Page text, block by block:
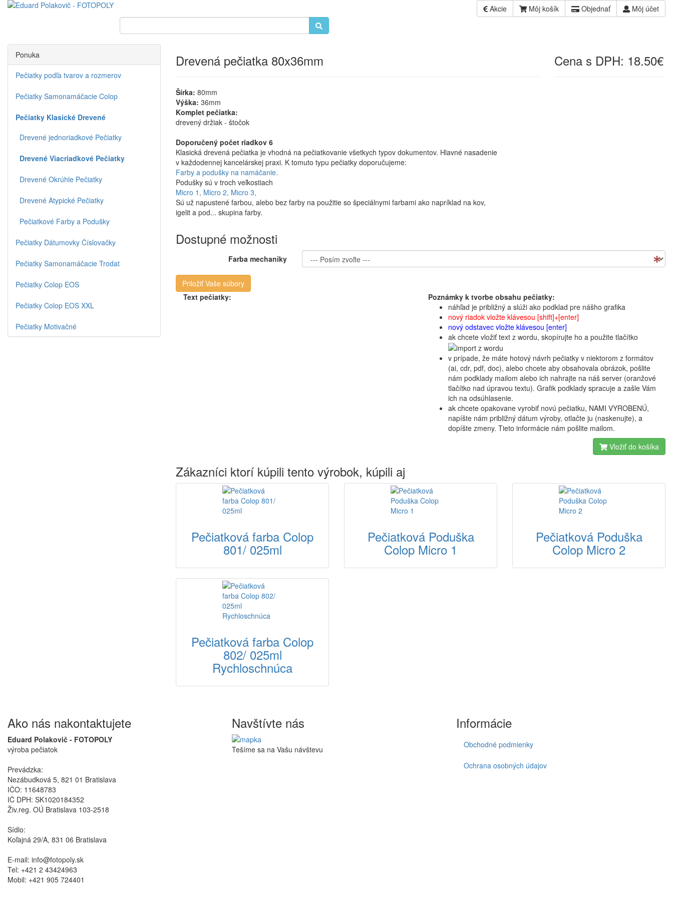
Akcie Môj košík Objednať Môj účet
Drevená pečiatka 80x36mm Cena s DPH: 18.50€
Šírka: 80mm
Výška: 36mm
Komplet pečiatka:
drevený držiak - štočok
Doporučený počet riadkov 6
Klasická drevená pečiatka je vhodná na pečiatkovanie všetkych typov dokumentov. Hlavné nasadenie
v každodennej kancelárskej praxi. K tomuto typu pečiatky doporučujeme:
Farby a podušky na namáčanie.
Podušky sú v troch veľkostiach
Micro 1, Micro 2, Micro 3,
Sú už napustené farbou, alebo bez farby na použitie so špeciálnymi farbami ako napríklad na kov,
igelit a pod... skupina farby.
Dostupné možnosti
Farba mechaniky
Priložiť Vaše súbory
Text pečiatky:
Poznámky k tvorbe obsahu pečiatky:
náhľad je približný a slúži ako podklad pre nášho grafika
nový riadok vložte klávesou [shift]+[enter]
nový odstavec vložte klávesou [enter]
ak chcete vložiť text z wordu, skopírujte ho a použite tlačítko
v prípade, že máte hotový návrh pečiatky v niektorom z formátov
(ai, cdr, pdf, doc), alebo chcete aby obsahovala obrázok, pošlite
nám podklady mailom alebo ich nahrajte na náš server (oranžové
tlačítko nad úpravou textu). Grafik podklady spracuje a zašle Vám
ich na odsúhlasenie.
ak chcete opakovane vyrobiť novú pečiatku, NAMI VYROBENÚ,
napíšte nám približný dátum výroby, otlačte ju (naskenujte), a
dopíšte zmeny. Tieto informácie nám pošlite mailom.
Vložiť do košíka
Zákazníci ktorí kúpili tento výrobok, kúpili aj
Pečiatková farba Colop
801/ 025ml
Pečiatková Poduška
Colop Micro 1
Pečiatková Poduška
Colop Micro 2
Pečiatková farba Colop
802/ 025ml
Rychloschnúca
Ponuka
Pečiatky podľa tvarov a rozmerov
Pečiatky Samonamáčacie Colop
Pečiatky Klasické Drevené
Drevené jednoriadkové Pečiatky
Drevené Viacriadkové Pečiatky
Drevené Okrúhle Pečiatky
Drevené Atypické Pečiatky
Pečiatkové Farby a Podušky
Pečiatky Dátumovky Číslovačky
Pečiatky Samonamáčacie Trodat
Pečiatky Colop EOS
Pečiatky Colop EOS XXL
Pečiatky Motivačné
Ako nás nakontaktujete
Eduard Polakovič - FOTOPOLY
výroba pečiatok
Prevádzka:
Nezábudková 5, 821 01 Bratislava
IČO: 11648783
IČ DPH: SK1020184352
Živ.reg. OÚ Bratislava 103-2518
Sídlo:
Koľajná 29/A, 831 06 Bratislava
E-mail: info@fotopoly.sk
Tel: +421 2 43424963
Mobil: +421 905 724401
Navštívte nás
Tešíme sa na Vašu návštevu
Informácie
Obchodné podmienky
Ochrana osobných údajov